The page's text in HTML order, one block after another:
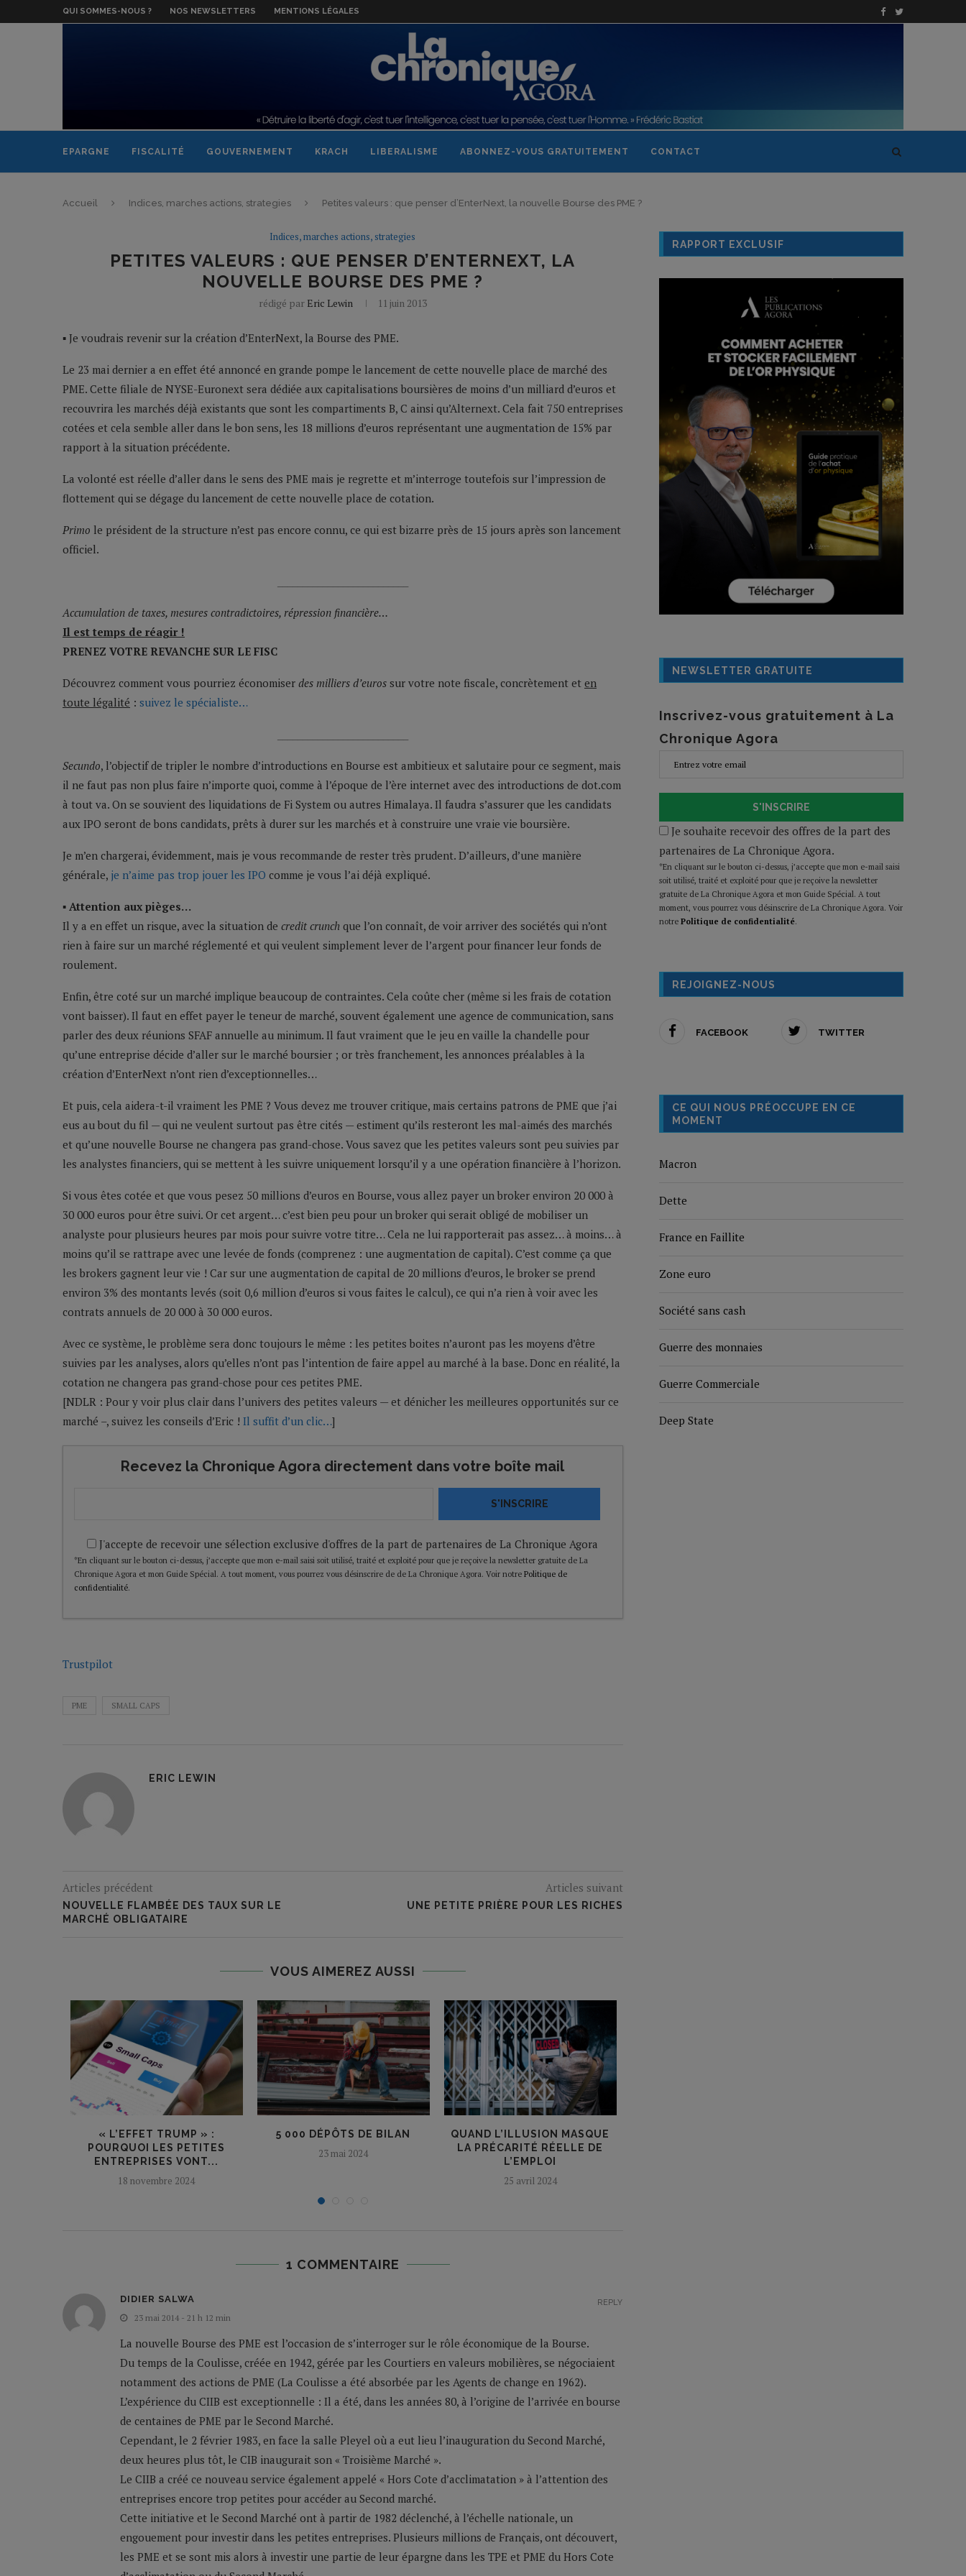
QUI SOMMES-NOUS ? NOS NEWSLETTERS MENTIONS LÉGALES
EPARGNE FISCALITÉ GOUVERNEMENT KRACH LIBERALISME ABONNEZ-VOUS GRATUITEMENT CONTACT
Accueil Indices, marches actions, strategies Petites valeurs : que penser d’EnterNext, la nouvelle Bourse des PME ?
Indices, marches actions, strategies
PETITES VALEURS : QUE PENSER D’ENTERNEXT, LA
NOUVELLE BOURSE DES PME ?
rédigé par Eric Lewin 11 juin 2013
▪ Je voudrais revenir sur la création d’EnterNext, la Bourse des PME.
Le 23 mai dernier a en effet été annoncé en grande pompe le lancement de cette nouvelle place de marché des
PME. Cette filiale de NYSE-Euronext sera dédiée aux capitalisations boursières de moins d’un milliard d’euros et
recouvrira les marchés déjà existants que sont les compartiments B, C ainsi qu’Alternext. Cela fait 750 entreprises
cotées et cela semble aller dans le bon sens, les 18 millions d’euros représentant une augmentation de 15% par
rapport à la situation précédente.
La volonté est réelle d’aller dans le sens des PME mais je regrette et m’interroge toutefois sur l’impression de
flottement qui se dégage du lancement de cette nouvelle place de cotation.
Primo le président de la structure n’est pas encore connu, ce qui est bizarre près de 15 jours après son lancement
officiel.
Accumulation de taxes, mesures contradictoires, répression financière…
Il est temps de réagir !
PRENEZ VOTRE REVANCHE SUR LE FISC
Découvrez comment vous pourriez économiser des milliers d’euros sur votre note fiscale, concrètement et en
toute légalité : suivez le spécialiste…
Secundo, l’objectif de tripler le nombre d’introductions en Bourse est ambitieux et salutaire pour ce segment, mais
il ne faut pas non plus faire n’importe quoi, comme à l’époque de l’ère internet avec des introductions de dot.com
à tout va. On se souvient des liquidations de Fi System ou autres Himalaya. Il faudra s’assurer que les candidats
aux IPO seront de bons candidats, prêts à durer sur les marchés et à construire une vraie vie boursière.
Je m’en chargerai, évidemment, mais je vous recommande de rester très prudent. D’ailleurs, d’une manière
générale, je n’aime pas trop jouer les IPO comme je vous l’ai déjà expliqué.
▪ Attention aux pièges…
Il y a en effet un risque, avec la situation de credit crunch que l’on connaît, de voir arriver des sociétés qui n’ont
rien à faire sur un marché réglementé et qui veulent simplement lever de l’argent pour financer leur fonds de
roulement.
Enfin, être coté sur un marché implique beaucoup de contraintes. Cela coûte cher (même si les frais de cotation
vont baisser). Il faut en effet payer le teneur de marché, souvent également une agence de communication, sans
parler des deux réunions SFAF annuelle au minimum. Il faut vraiment que le jeu en vaille la chandelle pour
qu’une entreprise décide d’aller sur le marché boursier ; or très franchement, les annonces préalables à la
création d’EnterNext n’ont rien d’exceptionnelles…
Et puis, cela aidera-t-il vraiment les PME ? Vous devez me trouver critique, mais certains patrons de PME que j’ai
eus au bout du fil — qui ne veulent surtout pas être cités — estiment qu’ils resteront les mal-aimés des marchés
et qu’une nouvelle Bourse ne changera pas grand-chose. Vous savez que les petites valeurs sont peu suivies par
les analystes financiers, qui se mettent à les suivre uniquement lorsqu’il y a une opération financière à l’horizon.
Si vous êtes cotée et que vous pesez 50 millions d’euros en Bourse, vous allez payer un broker environ 20 000 à
30 000 euros pour être suivi. Or cet argent… c’est bien peu pour un broker qui serait obligé de mobiliser un
analyste pour plusieurs heures par mois pour suivre votre titre… Cela ne lui rapporterait pas assez… à moins… à
moins qu’il se rattrape avec une levée de fonds (comprenez : une augmentation de capital). C’est comme ça que
les brokers gagnent leur vie ! Car sur une augmentation de capital de 20 millions d’euros, le broker se prend
environ 3% des montants levés (soit 0,6 million d’euros si vous faites le calcul), ce qui n’a rien à voir avec les
contrats annuels de 20 000 à 30 000 euros.
Avec ce système, le problème sera donc toujours le même : les petites boites n’auront pas les moyens d’être
suivies par les analyses, alors qu’elles n’ont pas l’intention de faire appel au marché à la base. Donc en réalité, la
cotation ne changera pas grand-chose pour ces petites PME.
[NDLR : Pour y voir plus clair dans l’univers des petites valeurs — et dénicher les meilleures opportunités sur ce
marché –, suivez les conseils d’Eric ! Il suffit d’un clic…]
Recevez la Chronique Agora directement dans votre boîte mail
S'INSCRIRE
J'accepte de recevoir une sélection exclusive d'offres de la part de partenaires de La Chronique Agora
*En cliquant sur le bouton ci-dessus, j’accepte que mon e-mail saisi soit utilisé, traité et exploité pour que je reçoive la newsletter gratuite de La
Chronique Agora et mon Guide Spécial. A tout moment, vous pourrez vous désinscrire de de La Chronique Agora. Voir notre Politique de
confidentialité.
Trustpilot
PME SMALL CAPS
ERIC LEWIN
Articles précédent
NOUVELLE FLAMBÉE DES TAUX SUR LE
MARCHÉ OBLIGATAIRE
Articles suivant
UNE PETITE PRIÈRE POUR LES RICHES
VOUS AIMEREZ AUSSI
« L’EFFET TRUMP » :
POURQUOI LES PETITES
ENTREPRISES VONT...
18 novembre 2024
5 000 DÉPÔTS DE BILAN
23 mai 2024
QUAND L’ILLUSION MASQUE
LA PRÉCARITÉ RÉELLE DE
L’EMPLOI
25 avril 2024
1 COMMENTAIRE
DIDIER SALWA
23 mai 2014 - 21 h 12 min
La nouvelle Bourse des PME est l’occasion de s’interroger sur le rôle économique de la Bourse.
Du temps de la Coulisse, créée en 1942, gérée par les Courtiers en valeurs mobilières, se négociaient
notamment des actions de PME (La Coulisse a été absorbée par les Agents de change en 1962).
L’expérience du CIIB est exceptionnelle : Il a été, dans les années 80, à l’origine de l’arrivée en bourse
de centaines de PME par le Second Marché.
Cependant, le 2 février 1983, en face la salle Pleyel où a eut lieu l’inauguration du Second Marché,
deux heures plus tôt, le CIB inaugurait son « Troisième Marché ».
Le CIIB a créé ce nouveau service également appelé « Hors Cote d’acclimatation » à l’attention des
entreprises encore trop petites pour accéder au Second marché.
Cette initiative et le Second Marché ont à partir de 1982 déclenché, à l’échelle nationale, un
engouement pour investir dans les petites entreprises. Plusieurs millions de Français, ont découvert,
les PME et se sont mis alors à investir une partie de leur épargne dans les TPE et PME du Hors Cote
REPLY
RAPPORT EXCLUSIF
NEWSLETTER GRATUITE
Inscrivez-vous gratuitement à La
Chronique Agora
S'INSCRIRE
Je souhaite recevoir des offres de la part des
partenaires de La Chronique Agora.
*En cliquant sur le bouton ci-dessus, j’accepte que mon e-mail saisi
soit utilisé, traité et exploité pour que je reçoive la newsletter
gratuite de La Chronique Agora et mon Guide Spécial. A tout
moment, vous pourrez vous désinscrire de La Chronique Agora. Voir
notre Politique de confidentialité.
REJOIGNEZ-NOUS
FACEBOOK TWITTER
CE QUI NOUS PRÉOCCUPE EN CE
MOMENT
Macron
Dette
France en Faillite
Zone euro
Société sans cash
Guerre des monnaies
Guerre Commerciale
Deep State